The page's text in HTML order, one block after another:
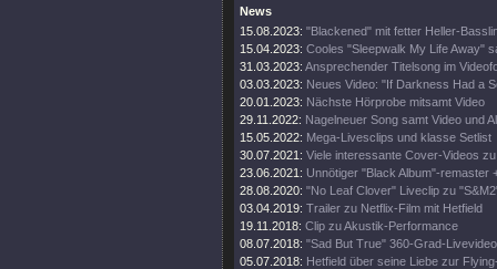
News
15.08.2023: "Blackened" mit fetter Heller-
15.04.2023: Cooles "Sleepwalk My Life Away"
31.03.2023: Ansprechender Titelsong im
03.03.2023: Neues Video: "If Darkness Had a
20.01.2023: Nächste Hörprobe mitsamt Video
29.11.2022: Nagelneuer Song samt Video und
15.05.2022: Mega-Livesclips und klasse Setlist
30.07.2021: Viele interessante Cover-Videos
23.06.2021: Unnötiger "Black Album"-remaster
28.08.2020: "No Leaf Clover" Liveclip zu
03.04.2019: Trailer zu Netflix-Film mit Hetfield
19.11.2018: Clip zu Akustik-Performance
08.07.2018: "Sad But True" 360-Grad-Livevideo
05.07.2018: Hetfield über seine Liebe zur